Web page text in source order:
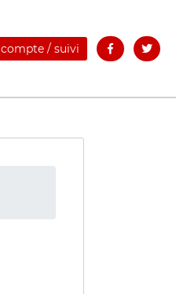
compte / suivi